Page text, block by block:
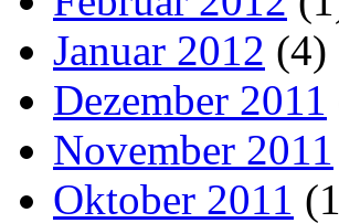
Januar 2012 (4)
Dezember 2011
November 2011
Oktober 2011